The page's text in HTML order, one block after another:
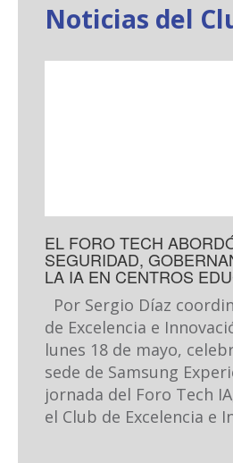
Noticias del
EL FORO TECH
SEGURIDAD,
LA IA EN CENTROS
Por Sergio Díaz
de Excelencia e
lunes 18 de mayo,
sede de Samsung
jornada del Foro Tech
el Club de Excelencia e